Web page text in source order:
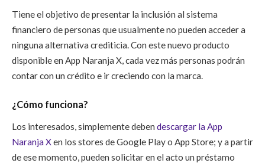
Tiene el objetivo de presentar la inclusión al sistema
financiero de personas que usualmente no pueden acceder a
ninguna alternativa crediticia. Con este nuevo producto
disponible en App Naranja X, cada vez más personas podrán
contar con un crédito e ir creciendo con la marca.
¿Cómo funciona?
Los interesados, simplemente deben descargar la App
Naranja Xen los stores de Google Play o App Store; y a partir
de ese momento, pueden solicitar en el acto un préstamo